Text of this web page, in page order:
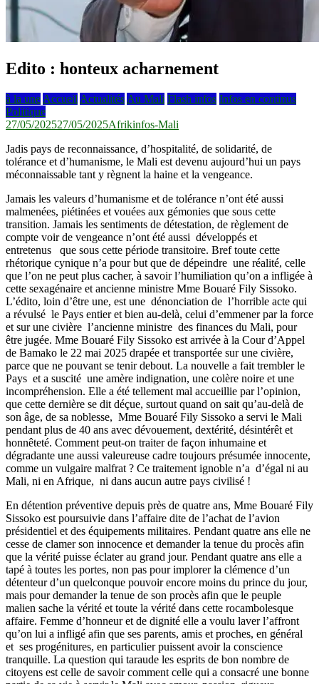
Edito : honteux acharnement
à la une Accueil Actualités Au Mali Flash infos Infos en continus
Politique
27/05/202527/05/2025Afrikinfos-Mali
Jadis pays de reconnaissance, d’hospitalité, de solidarité, de
tolérance et d’humanisme, le Mali est devenu aujourd’hui un pays
méconnaissable tant y règnent la haine et la vengeance.
Jamais les valeurs d’humanisme et de tolérance n’ont été aussi
malmenées, piétinées et vouées aux gémonies que sous cette
transition. Jamais les sentiments de détestation, de règlement de
compte voir de vengeance n’ont été aussi développés et
entretenus que sous cette période transitoire. Bref toute cette
rhétorique cynique n’a pour but que de dépeindre une réalité, celle
que l’on ne peut plus cacher, à savoir l’humiliation qu’on a infligée à
cette sexagénaire et ancienne ministre Mme Bouaré Fily Sissoko.
L’édito, loin d’être une, est une dénonciation de l’horrible acte qui
a révulsé le Pays entier et bien au-delà, celui d’emmener par la force
et sur une civière l’ancienne ministre des finances du Mali, pour
être jugée. Mme Bouaré Fily Sissoko est arrivée à la Cour d’Appel
de Bamako le 22 mai 2025 drapée et transportée sur une civière,
parce que ne pouvant se tenir debout. La nouvelle a fait trembler le
Pays et a suscité une amère indignation, une colère noire et une
incompréhension. Elle a été tellement mal accueillie par l’opinion,
que cette dernière se dit déçue, surtout quand on sait qu’au-delà de
son âge, de sa noblesse, Mme Bouaré Fily Sissoko a servi le Mali
pendant plus de 40 ans avec dévouement, dextérité, désintérêt et
honnêteté. Comment peut-on traiter de façon inhumaine et
dégradante une aussi valeureuse cadre toujours présumée innocente,
comme un vulgaire malfrat ? Ce traitement ignoble n’a d’égal ni au
Mali, ni en Afrique, ni dans aucun autre pays civilisé !
En détention préventive depuis près de quatre ans, Mme Bouaré Fily
Sissoko est poursuivie dans l’affaire dite de l’achat de l’avion
présidentiel et des équipements militaires. Pendant quatre ans elle ne
cesse de clamer son innocence et demander la tenue du procès afin
que la vérité puisse éclater au grand jour. Pendant quatre ans elle a
tapé à toutes les portes, non pas pour implorer la clémence d’un
détenteur d’un quelconque pouvoir encore moins du prince du jour,
mais pour demander la tenue de son procès afin que le peuple
malien sache la vérité et toute la vérité dans cette rocambolesque
affaire. Femme d’honneur et de dignité elle a voulu laver l’affront
qu’on lui a infligé afin que ses parents, amis et proches, en général
et ses progénitures, en particulier puissent avoir la conscience
tranquille. La question qui taraude les esprits de bon nombre de
citoyens est celle de savoir comment celle qui a consacré une bonne